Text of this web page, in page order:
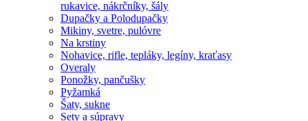
rukavice, nákrčníky, šály
Dupačky a Polodupačky
Mikiny, svetre, pulóvre
Na krstiny
Nohavice, rifle, tepláky, legíny, kraťasy
Overaly
Ponožky, pančušky
Pyžamká
Šaty, sukne
Sety a súpravy